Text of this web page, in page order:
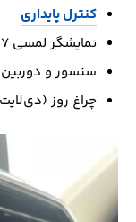
کنترل پایداری
نمایشگر لمسی ۷ اینچی
سنسور و
چراغ روز